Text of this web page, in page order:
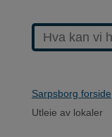
Sarpsborg forside
Utleie av lokaler